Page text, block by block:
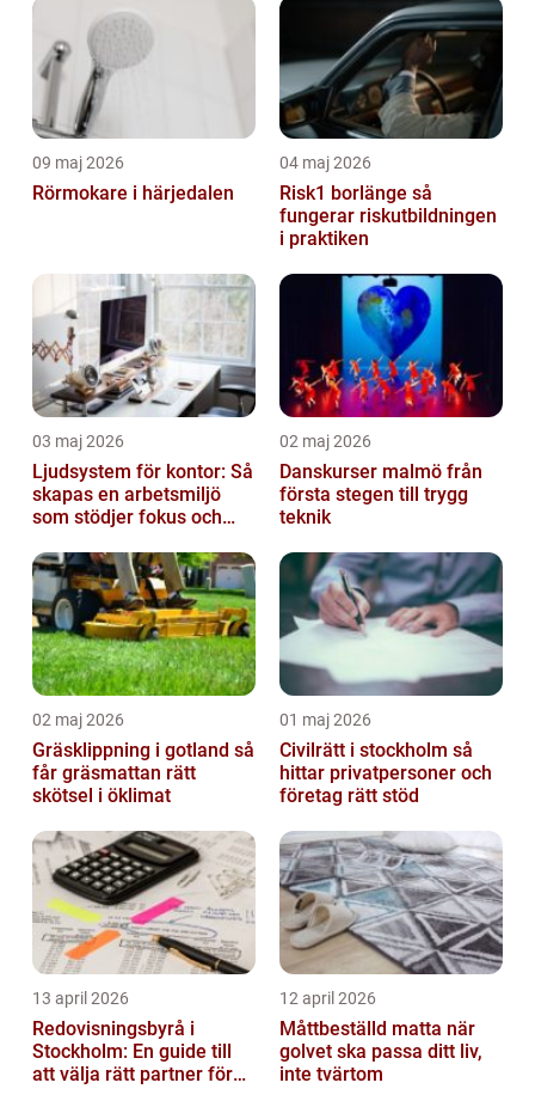
09 maj 2026
Rörmokare i härjedalen
04 maj 2026
Risk1 borlänge så
fungerar riskutbildningen
i praktiken
03 maj 2026
Ljudsystem för kontor: Så
skapas en arbetsmiljö
som stödjer fokus och
02 maj 2026
Danskurser malmö från
första stegen till trygg
teknik
02 maj 2026
Gräsklippning i gotland så
får gräsmattan rätt
skötsel i öklimat
01 maj 2026
Civilrätt i stockholm så
hittar privatpersoner och
företag rätt stöd
13 april 2026
Redovisningsbyrå i
Stockholm: En guide till
att välja rätt partner för
12 april 2026
Måttbeställd matta när
golvet ska passa ditt liv,
inte tvärtom